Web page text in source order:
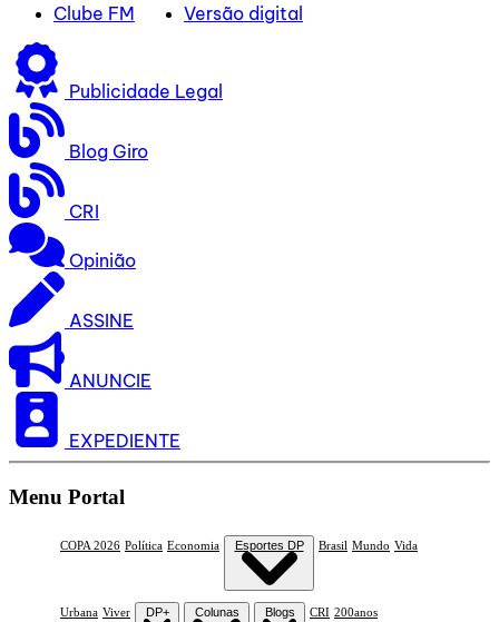
Clube FM Versão digital
Publicidade Legal
Blog Giro
CRI
Opinião
ASSINE
ANUNCIE
EXPEDIENTE
Menu Portal
COPA 2026 Política Economia Esportes DP Brasil Mundo Vida
Urbana Viver DP+ Colunas Blogs CRI 200anos